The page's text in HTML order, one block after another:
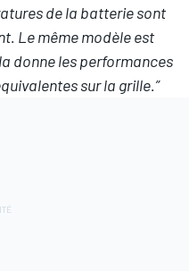
de la batterie sont
Le même modèle est
donne les performances
sur la grille.”